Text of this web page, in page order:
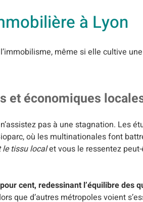
à Lyon
même si elle cultive
et économiques
pas à une stagnation. Les
où les multinationales font
le tissu localet vous le ressentez
cent, redessinant l’équilibre des
que d’autres métropoles voient